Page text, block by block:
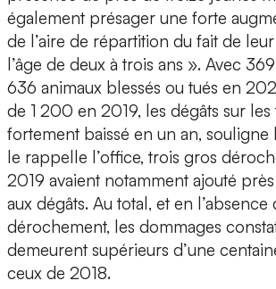
également présager une forte
de l’aire de répartition du fait de
l’âge de deux à trois ans ». Avec
636 animaux blessés ou tués en
de 1 200 en 2019, les dégâts sur
fortement baissé en un an, souligne
le rappelle l’office, trois gros
2019 avaient notamment ajouté près
aux dégâts. Au total, et en l’absence
dérochement, les dommages
demeurent supérieurs d’une
ceux de 2018.